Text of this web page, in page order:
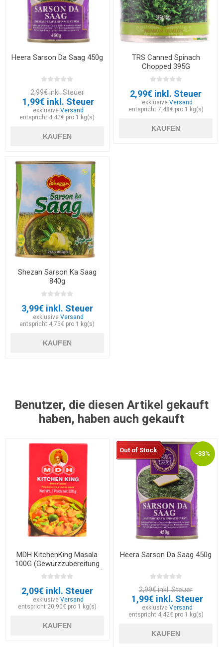
Heera Sarson Da Saag 450g
2,99€ inkl. Steuer
1,99€ inkl. Steuer
exklusiveVersand
entspricht 4,42€ pro 1 kg(s)
KAUFEN
TRS Canned Spinach
Chopped 395G
2,99€ inkl. Steuer
exklusive Versand
entspricht 7,48€ pro 1 kg(s)
KAUFEN
Shezan Sarson Ka Saag
840g
3,99€ inkl. Steuer
exklusiveVersand
entspricht 4,75€ pro 1 kg(s)
KAUFEN
Benutzer, die diesen Artikel gekauft
haben, haben auch gekauft
MDH KitchenKing Masala
100G (Gewürzzubereitung
für Gemüse mit Hüttenkäse)
2,09€ inkl. Steuer
exklusiveVersand
entspricht 20,90€ pro 1 kg(s)
KAUFEN
-33%
Out of Stock
Heera Sarson Da Saag 450g
2,99€ inkl. Steuer
1,99€ inkl. Steuer
exklusive Versand
entspricht 4,42€ pro 1 kg(s)
KAUFEN